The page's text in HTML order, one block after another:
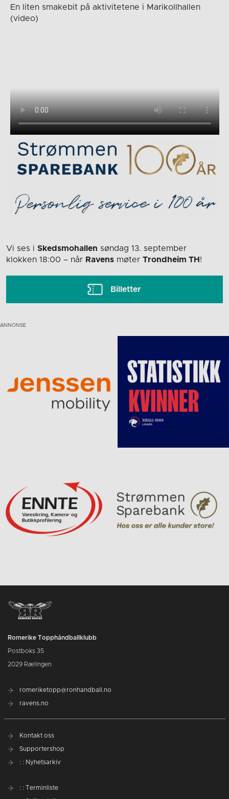
En liten smakebit på aktivitetene i Marikollhallen
(video)
Vi ses i Skedsmohallen søndag 13. september
klokken 18:00 – når Ravens møter Trondheim TH !
Billetter
Romerike Topphåndballklubb
Postboks 35
2029 Rælingen
romeriketopp@ronhandball.no
ravens.no
Kontakt oss
Supportershop
: : Nyhetsarkiv
: : Terminliste